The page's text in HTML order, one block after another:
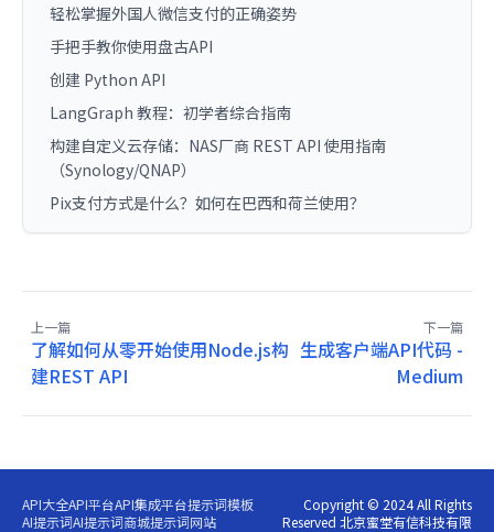
轻松掌握外国人微信支付的正确姿势
手把手教你使用盘古API
创建 Python API
LangGraph 教程：初学者综合指南
构建自定义云存储：NAS厂商 REST API 使用指南
（Synology/QNAP）
Pix支付方式是什么？如何在巴西和荷兰使用？
上一篇
了解如何从零开始使用Node.js构
建REST API
下一篇
生成客户端API代码 -
Medium
API大全API平台API集成平台提示词模板
AI提示词AI提示词商城提示词网站
Copyright © 2024 All Rights
Reserved 北京蜜堂有信科技有限